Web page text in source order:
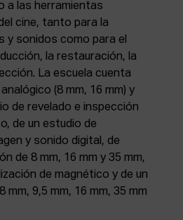
a las herramientas
cine, tanto para la
y sonidos como para el
la restauración, la
La escuela cuenta
(8 mm, 16 mm) y
de revelado e inspección
de un estudio de
y sonido digital, de
de 8 mm, 16 mm y 35 mm,
de magnético y de un
mm, 9,5 mm, 16 mm, 35 mm